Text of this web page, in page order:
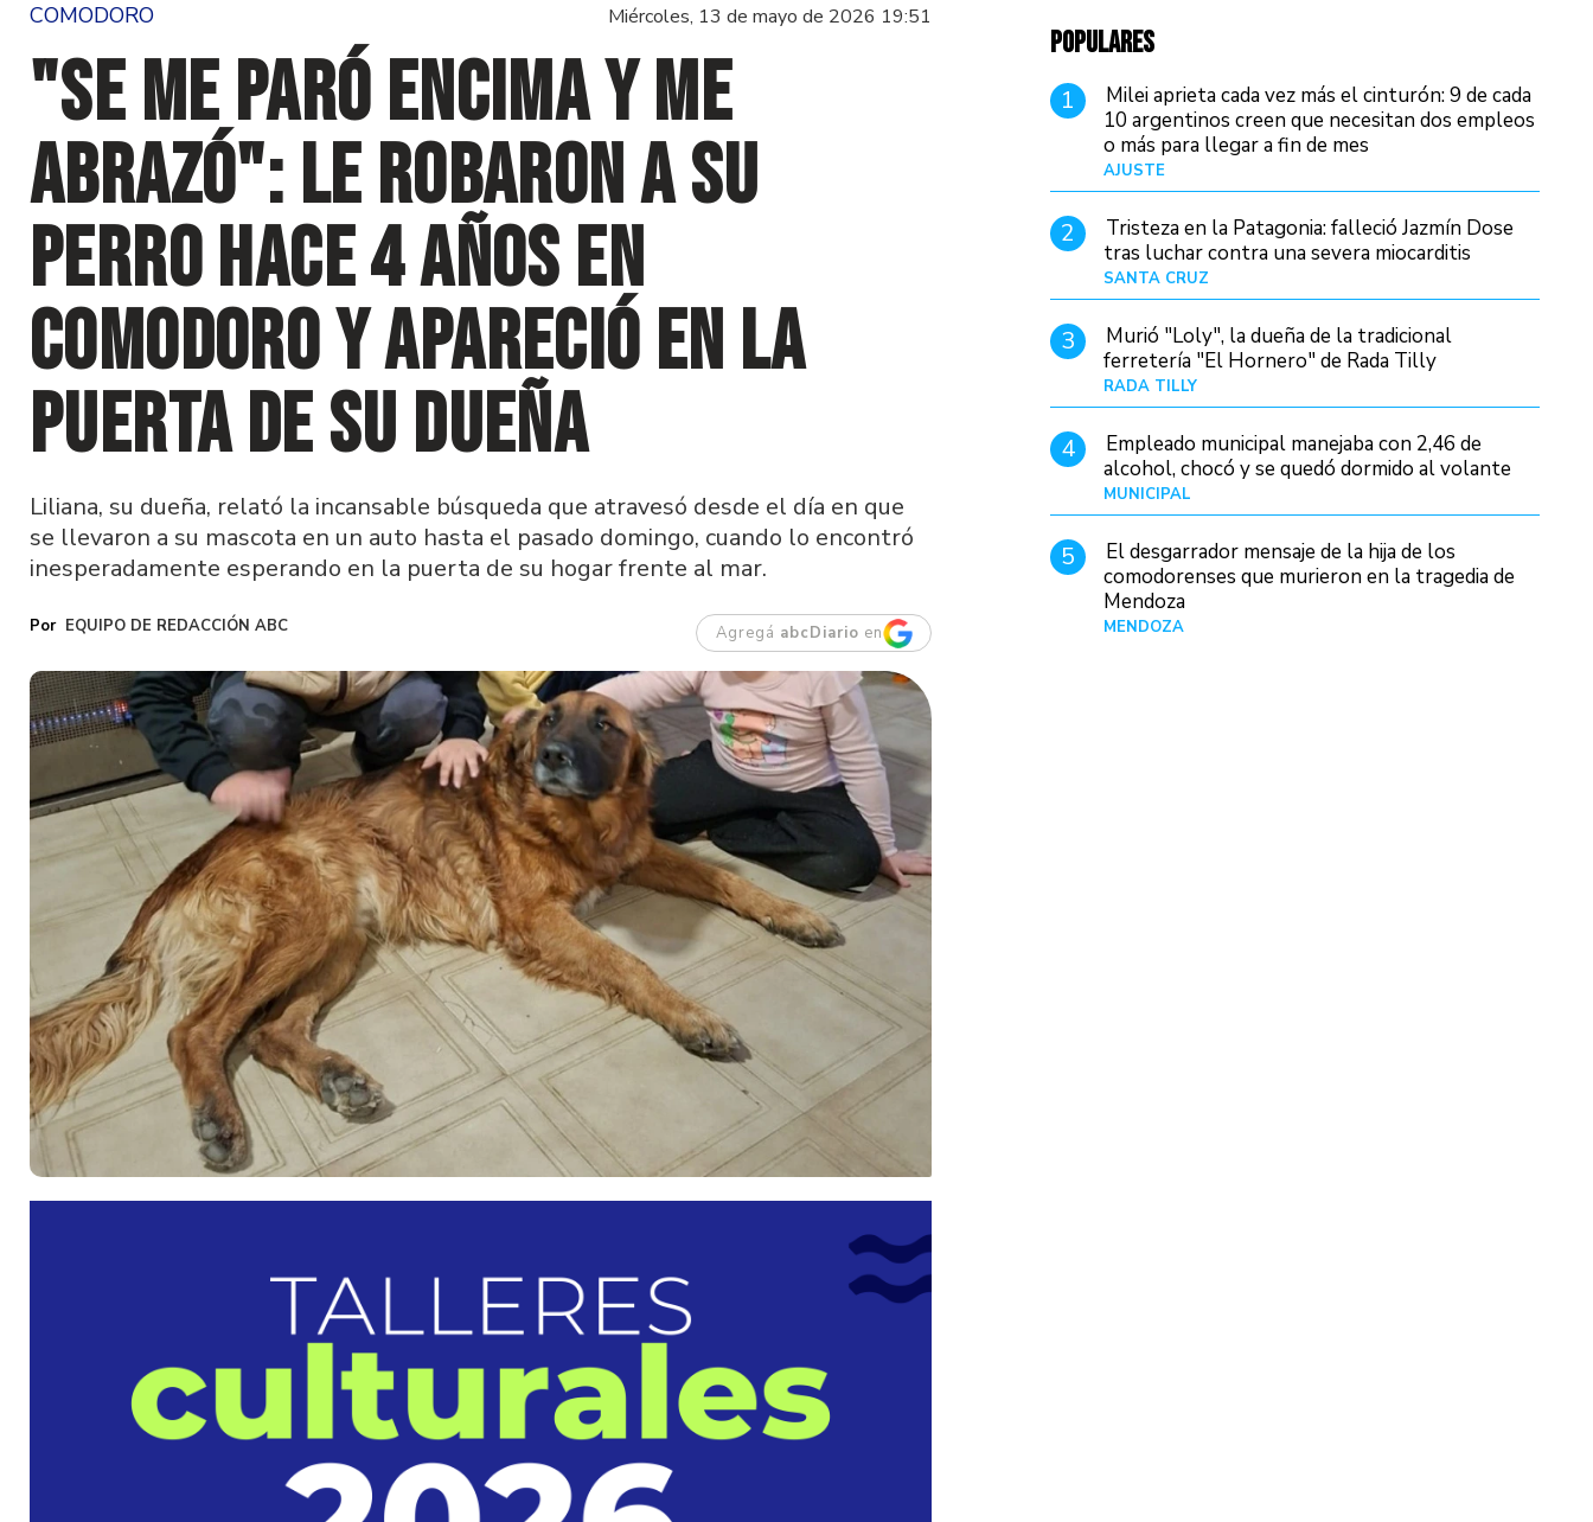
COMODORO Miércoles, 13 de mayo de 2026 19:51
"Se me paró encima y me
abrazó": Le robaron a su
perro hace 4 años en
Comodoro y apareció en la
puerta de su dueña
Liliana, su dueña, relató la incansable búsqueda que atravesó desde el día en que
se llevaron a su mascota en un auto hasta el pasado domingo, cuando lo encontró
inesperadamente esperando en la puerta de su hogar frente al mar.
EQUIPO DE REDACCIÓN ABC Agregá abcDiario en
POPULARES
1
Milei aprieta cada vez más el cinturón: 9 de cada
10 argentinos creen que necesitan dos empleos
o más para llegar a fin de mes
AJUSTE
2
Tristeza en la Patagonia: falleció Jazmín Dose
tras luchar contra una severa miocarditis
SANTA CRUZ
3
Murió "Loly", la dueña de la tradicional
ferretería "El Hornero" de Rada Tilly
RADA TILLY
4
Empleado municipal manejaba con 2,46 de
alcohol, chocó y se quedó dormido al volante
MUNICIPAL
5
El desgarrador mensaje de la hija de los
comodorenses que murieron en la tragedia de
Mendoza
MENDOZA